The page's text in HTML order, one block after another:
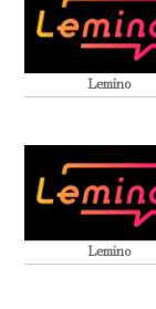
Lemino
Lemino